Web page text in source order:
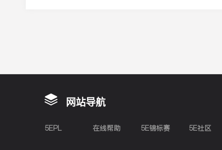
网站导航
5EPL 在线帮助 5E锦标赛 5E社区